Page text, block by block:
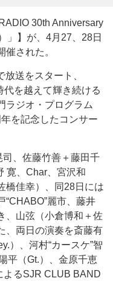
30th Anniversary
」】が、4月27、28日
された。
送をスタート、
を越えて輝き続ける
ラジオ・プログラム
を記念したコンサー
、佐藤竹善＋藤田千
寛、Char、宮沢和
橋佳幸）、同28日には
麗市、藤井
、山弦（小倉博和＋佐
、両日の演奏を斎藤有
）、河村“カースケ”智
平（Gt.）、金原千恵
よるSJR CLUB BAND